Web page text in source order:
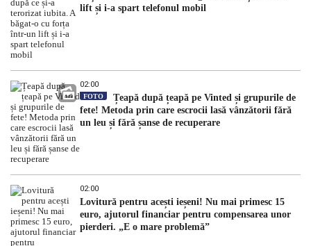
lift și i-a spart telefonul mobil
02:00
FOTO
Țeapă după țeapă pe Vinted și grupurile de
fete! Metoda prin care escrocii lasă vânzătorii fără
un leu și fără șanse de recuperare
02:00
Lovitură pentru acești ieșeni! Nu mai primesc 15
euro, ajutorul financiar pentru compensarea unor
pierderi. „E o mare problemă”